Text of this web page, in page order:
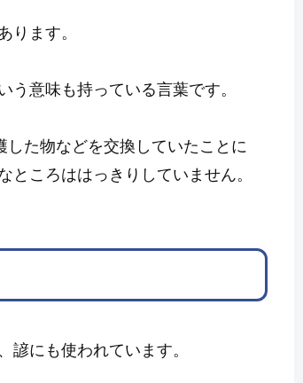
ります。
う意味も持っている言葉です。
した物などを交換していたことに
ころははっきりしていません。
諺にも使われています。